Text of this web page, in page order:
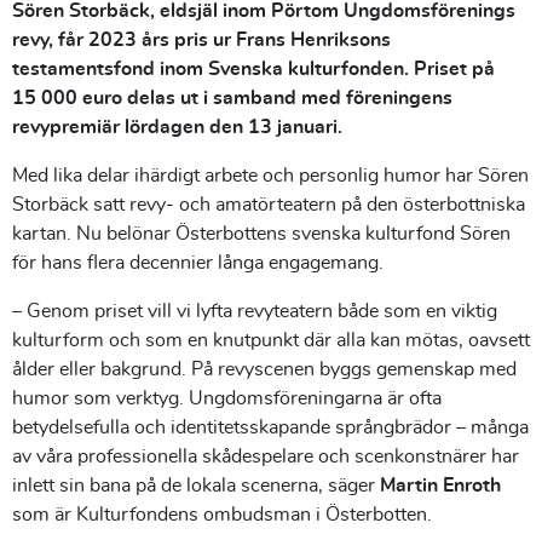
Sören Storbäck, eldsjäl inom Pörtom Ungdomsförenings
revy, får 2023 års pris ur Frans Henriksons
testamentsfond inom Svenska kulturfonden. Priset på
15 000 euro delas ut i samband med föreningens
revypremiär lördagen den 13 januari.
Med lika delar ihärdigt arbete och personlig humor har Sören
Storbäck satt revy- och amatörteatern på den österbottniska
kartan. Nu belönar Österbottens svenska kulturfond Sören
för hans flera decennier långa engagemang.
– Genom priset vill vi lyfta revyteatern både som en viktig
kulturform och som en knutpunkt där alla kan mötas, oavsett
ålder eller bakgrund. På revyscenen byggs gemenskap med
humor som verktyg. Ungdomsföreningarna är ofta
betydelsefulla och identitetsskapande språngbrädor – många
av våra professionella skådespelare och scenkonstnärer har
inlett sin bana på de lokala scenerna, säger Martin Enroth
som är Kulturfondens ombudsman i Österbotten.